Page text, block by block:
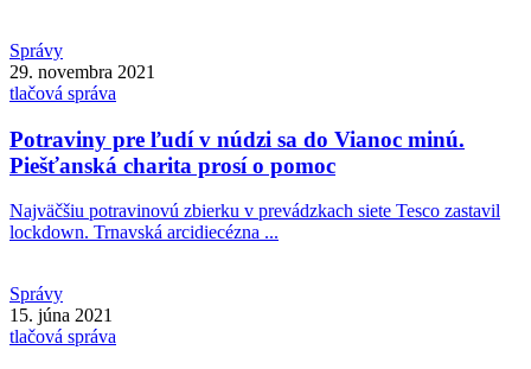
Správy
29. novembra 2021
tlačová správa
Potraviny pre ľudí v núdzi sa do Vianoc minú.
Piešťanská charita prosí o pomoc
Najväčšiu potravinovú zbierku v prevádzkach siete Tesco zastavil
lockdown. Trnavská arcidiecézna ...
Správy
15. júna 2021
tlačová správa